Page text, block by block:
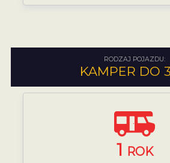
RODZAJ POJAZDU:
KAMPER DO
1 ROK